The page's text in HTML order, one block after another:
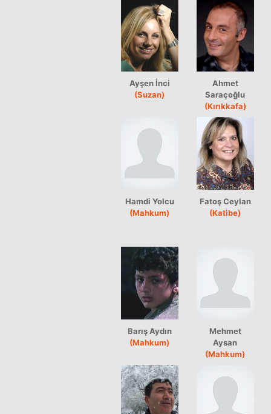
Ayşen İnci
(Suzan)
Ahmet
Saraçoğlu
(Kırıkkafa)
Hamdi Yolcu
(Mahkum)
Fatoş Ceylan
(Katibe)
Barış Aydın
(Mahkum)
Mehmet
Aysan
(Mahkum)